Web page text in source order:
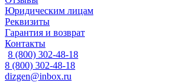
Юридическим лицам
Реквизиты
Гарантия и возврат
Контакты
8 (800) 302-48-18
8 (800) 302-48-18
dizgen@inbox.ru